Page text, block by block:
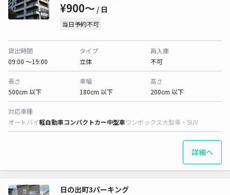
¥900〜 / 日
当日予約不可
貸出時間
09:00 〜19:00
タイプ
立体
再入庫
不可
長さ
500cm 以下
車幅
180cm 以下
高さ
200cm 以下
対応車種
オートバイ軽自動車コンパクトカー中型車ワンボックス大型車・SUV
詳細へ
日の出町3パーキング